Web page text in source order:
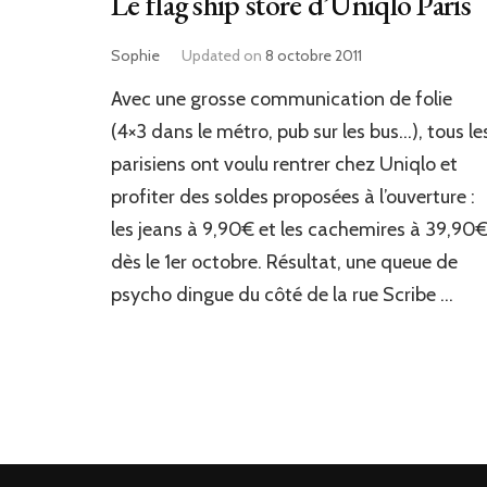
Sophie Updated on 8 octobre 2011
Avec une grosse communication de folie
(4×3 dans le métro, pub sur les bus…), tous
parisiens ont voulu rentrer chez Uniqlo et
profiter des soldes proposées à l’ouverture :
les jeans à 9,90€ et les cachemires à 39,90€
dès le 1er octobre. Résultat, une queue de
psycho dingue du côté de la rue Scribe …